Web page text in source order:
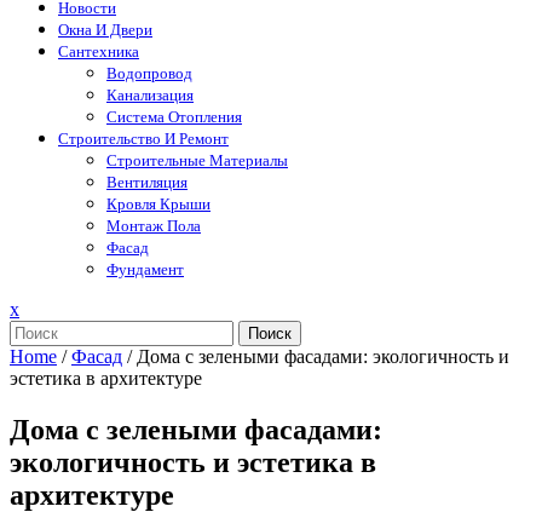
Новости
Окна И Двери
Сантехника
Водопровод
Канализация
Система Отопления
Строительство И Ремонт
Строительные Материалы
Вентиляция
Кровля Крыши
Монтаж Пола
Фасад
Фундамент
xЗакрыть
меню
Поиск
Home /Фасад / Дома с зелеными фасадами: экологичность и
эстетика в архитектуре
Дома с зелеными фасадами:
экологичность и эстетика в
архитектуре